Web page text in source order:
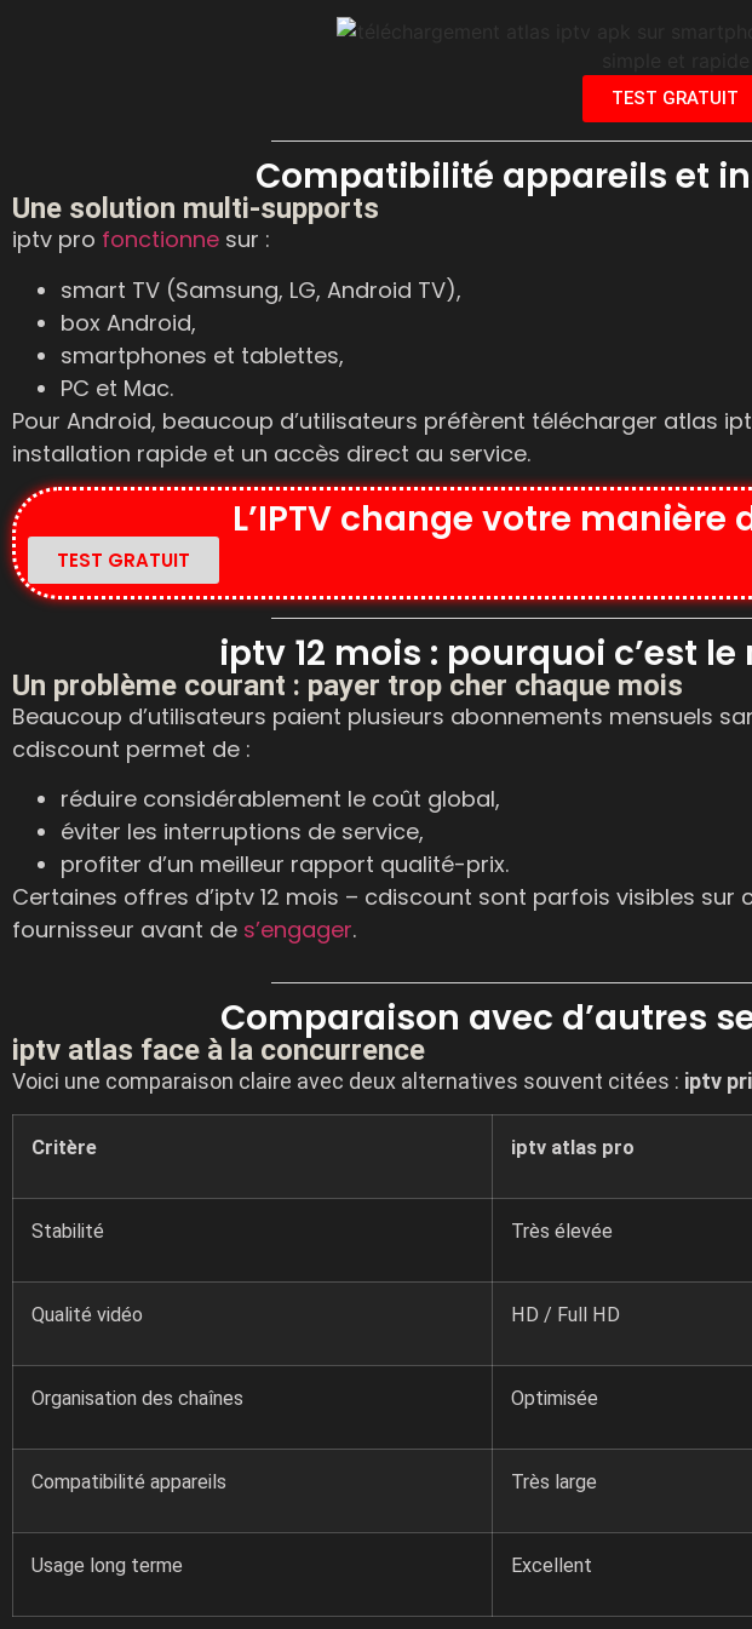
TEST GRATUIT
Compatibilité appareils et
Une solution multi-supports
iptv pro fonctionne sur :
smart TV (Samsung, LG, Android TV),
box Android,
smartphones et tablettes,
PC et Mac.
Pour Android, beaucoup d’utilisateurs préfèrent télécharger atlas
installation rapide et un accès direct au service.
L’IPTV change votre manière
TEST GRATUIT
iptv 12 mois : pourquoi c’est
Un problème courant : payer trop cher chaque mois
Beaucoup d’utilisateurs paient plusieurs abonnements mensuels
cdiscount permet de :
réduire considérablement le coût global,
éviter les interruptions de service,
profiter d’un meilleur rapport qualité-prix.
Certaines offres d’iptv 12 mois – cdiscount sont parfois visibles sur
fournisseur avant de s’engager.
Comparaison avec d’autres
iptv atlas face à la concurrence
Voici une comparaison claire avec deux alternatives souvent citées : iptv
Critère iptv atlas pro
Stabilité Très élevée
Qualité vidéo HD / Full HD
Organisation des chaînes Optimisée
Compatibilité appareils Très large
Usage long terme Excellent